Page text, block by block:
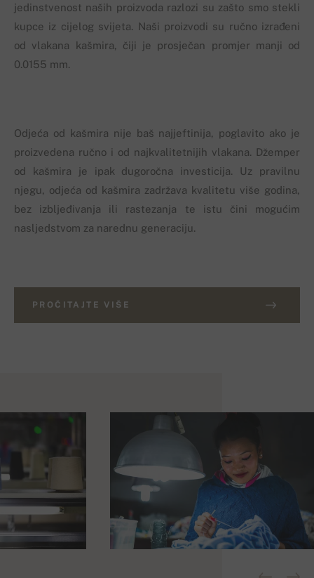
jedinstvenost naših proizvoda razlozi su zašto smo stekli
kupce iz cijelog svijeta. Naši proizvodi su ručno izrađeni
od vlakana kašmira, čiji je prosječan promjer manji od
0.0155 mm.
Odjeća od kašmira nije baš najjeftinija, poglavito ako je
proizvedena ručno i od najkvalitetnijih vlakana. Džemper
od kašmira je ipak dugoročna investicija. Uz pravilnu
njegu, odjeća od kašmira zadržava kvalitetu više godina,
bez izbljeđivanja ili rastezanja te istu čini mogućim
nasljedstvom za narednu generaciju.
PROČITAJTE VIŠE